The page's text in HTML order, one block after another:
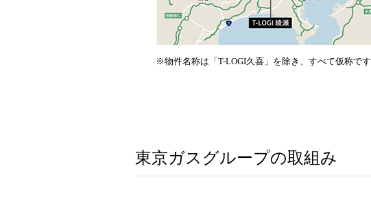
※物件名称は「T-LOGI久喜」を除き、すべて仮称です
東京ガスグループの取組み